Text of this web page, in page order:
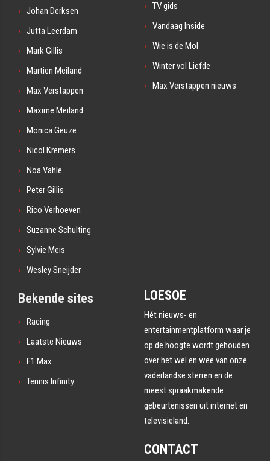
Johan Derksen
Jutta Leerdam
Mark Gillis
Martien Meiland
Max Verstappen
Maxime Meiland
Monica Geuze
Nicol Kremers
Noa Vahle
Peter Gillis
Rico Verhoeven
Suzanne Schulting
Sylvie Meis
Wesley Sneijder
TV gids
Vandaag Inside
Wie is de Mol
Winter vol Liefde
Max Verstappen nieuws
Bekende sites
Racing
Laatste Nieuws
F1 Max
Tennis Infinity
LOESOE
Hét nieuws- en
entertainmentplatform waar je
op de hoogte wordt gehouden
over het wel en wee van onze
vaderlandse sterren en de
meest spraakmakende
gebeurtenissen uit internet en
televisieland.
CONTACT